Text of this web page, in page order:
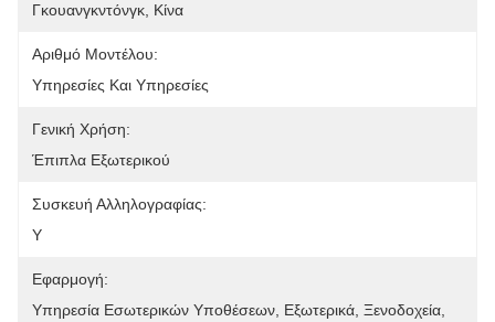
Γκουανγκντόνγκ, Κίνα
Αριθμό Μοντέλου:
Υπηρεσίες Και Υπηρεσίες
Γενική Χρήση:
Έπιπλα Εξωτερικού
Συσκευή Αλληλογραφίας:
Y
Εφαρμογή:
Υπηρεσία Εσωτερικών Υποθέσεων, Εξωτερικά, Ξενοδοχεία,